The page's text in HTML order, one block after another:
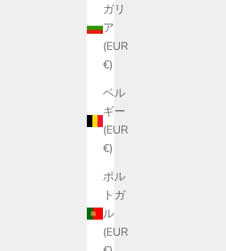
ガリ
ア
(EUR
€)
ベル
ギー
(EUR
€)
ポル
トガ
ル
(EUR